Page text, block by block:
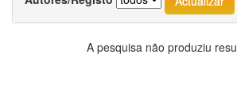
A pesquisa não produziu